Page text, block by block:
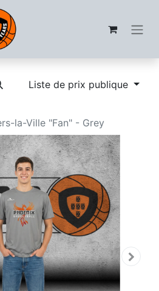
Liste de prix publique
la-Ville "Fan" - Grey